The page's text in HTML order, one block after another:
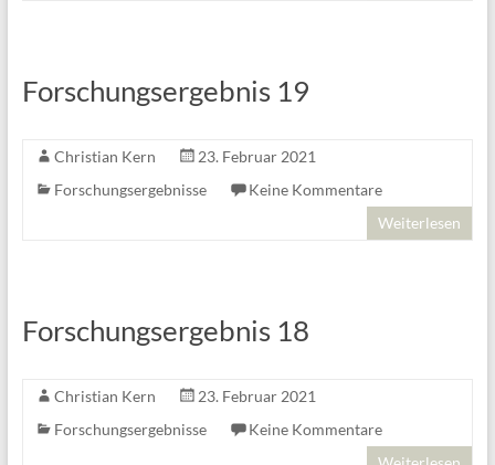
Forschungsergebnis 19
Christian Kern
23. Februar 2021
Forschungsergebnisse
Keine Kommentare
Weiterlesen
Forschungsergebnis 18
Christian Kern
23. Februar 2021
Forschungsergebnisse
Keine Kommentare